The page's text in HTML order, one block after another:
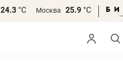
24.3 °С Москва 25.9 °С